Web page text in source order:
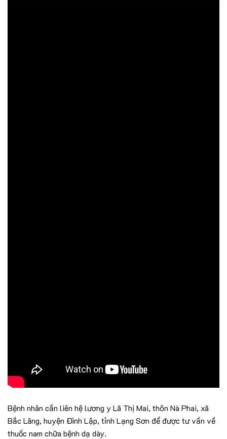
Bệnh nhân cần liên hệ lương y Lã Thị Mai, thôn Nà Phai, xã
Bắc Lãng, huyện Đình Lập, tỉnh Lạng Sơn để được tư vấn về
thuốc nam chữa bệnh dạ dày.